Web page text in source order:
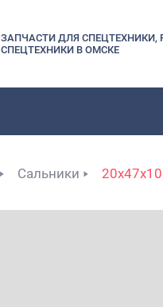
ЗАПЧАСТИ ДЛЯ СПЕЦТЕХНИКИ,
СПЕЦТЕХНИКИ В ОМСКЕ
Сальники